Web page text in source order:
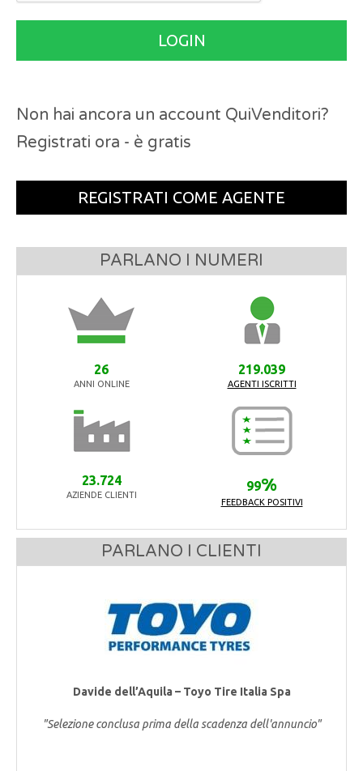
Non hai ancora un account QuiVenditori?
Registrati ora - è gratis
REGISTRATI COME AGENTE
PARLANO I NUMERI
26
ANNI ONLINE
219.039
AGENTI ISCRITTI
23.724
AZIENDE CLIENTI
99%
FEEDBACK POSITIVI
PARLANO I CLIENTI
Davide dell’Aquila – Toyo Tire Italia Spa
"Selezione conclusa prima della scadenza dell'annuncio"